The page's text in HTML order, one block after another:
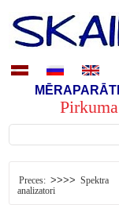
Preces: >>>> Spektra
analizatori